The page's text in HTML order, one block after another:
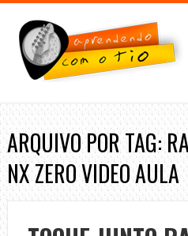
ARQUIVO POR TAG:
NX ZERO VIDEO AULA